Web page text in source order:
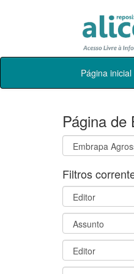
Skip
Página inicial
Página de
Filtros